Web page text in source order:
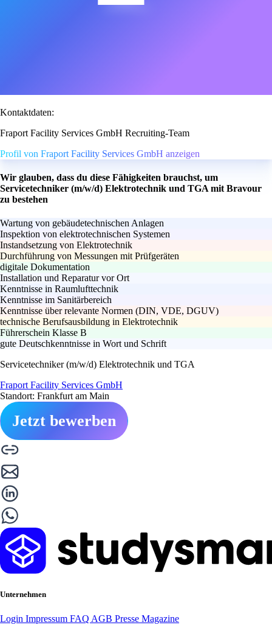
Kontaktdaten:
Fraport Facility Services GmbH Recruiting-Team
Profil von Fraport Facility Services GmbH anzeigen
Wir glauben, dass du diese Fähigkeiten brauchst, um
Servicetechniker (m/w/d) Elektrotechnik und TGA mit Bravour
zu bestehen
Wartung von gebäudetechnischen Anlagen
Inspektion von elektrotechnischen Systemen
Instandsetzung von Elektrotechnik
Durchführung von Messungen mit Prüfgeräten
digitale Dokumentation
Installation und Reparatur vor Ort
Kenntnisse in Raumlufttechnik
Kenntnisse im Sanitärbereich
Kenntnisse über relevante Normen (DIN, VDE, DGUV)
technische Berufsausbildung in Elektrotechnik
Führerschein Klasse B
gute Deutschkenntnisse in Wort und Schrift
Servicetechniker (m/w/d) Elektrotechnik und TGA
Fraport Facility Services GmbH
Standort: Frankfurt am Main
Jetzt bewerben
Unternehmen
Login Impressum FAQ AGB Presse Magazine